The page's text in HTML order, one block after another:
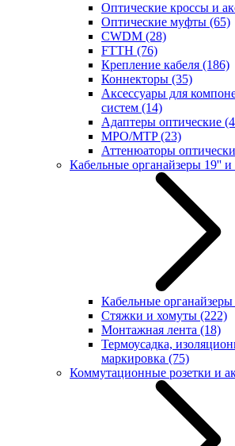
Оптические кроссы и
Оптические муфты (65)
CWDM (28)
FTTH (76)
Крепление кабеля (186)
Коннекторы (35)
Аксессуары для
систем (14)
Адаптеры оптические
MPO/MTP(23)
Аттенюаторы
Кабельные органайзеры 19'' и
Кабельные органайзеры
Стяжки и хомуты (222)
Монтажная лента (18)
Термоусадка,
маркировка (75)
Коммутационные розетки и